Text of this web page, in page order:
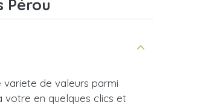
Pérou
de valeurs parmi
votre en quelques clics et